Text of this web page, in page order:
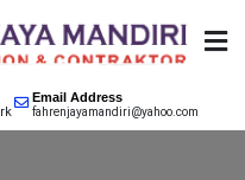
CV.
EPOXY LANTAI
Email Address
fahrenjayamandiri@yahoo.com